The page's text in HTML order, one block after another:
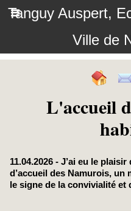
Tanguy Auspert,
Ville de
L'accueil
11.04.2026 - J’ai eu le
d’accueil des Namurois, un
le signe de la convivialité et